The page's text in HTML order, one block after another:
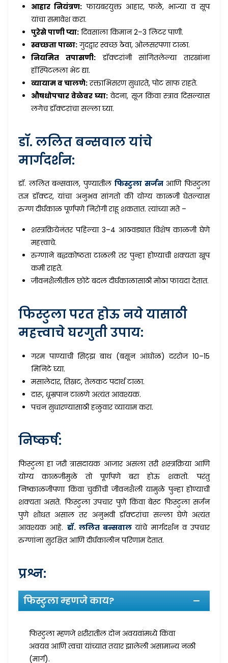
आहार नियंत्रण: फायबरयुक्त आहार, फळे, भाज्या व सूप
यांचा समावेश करा.
पुरेसे पाणी प्या: दिवसाला किमान 2–3 लिटर पाणी.
स्वच्छता पाळा:गुदद्वार स्वच्छ ठेवा, ओलसरपणा टाळा.
नियमित तपासणी:डॉक्टरांनी सांगितलेल्या तारखांना
हॉस्पिटलला भेट द्या.
व्यायाम व चालणे:रक्ताभिसरण सुधारते, पोट साफ राहते.
औषधोपचार वेळेवर घ्या: वेदना, सूज किंवा स्त्राव दिसल्यास
लगेच डॉक्टरांचा सल्ला घ्या.
डॉ. ललित बन्सवाल यांचे
मार्गदर्शन:
डॉ. ललित बन्सवाल, पुण्यातील फिस्टुला सर्जनआणि फिस्टुला
तज्ञ डॉक्टर, यांचा अनुभव सांगतो की योग्य काळजी घेतल्यास
रुग्ण दीर्घकाळ पूर्णपणे निरोगी राहू शकतात. त्यांच्या मते –
शस्त्रक्रियेनंतर पहिल्या 3–4 आठवड्यात विशेष काळजी घेणे
महत्त्वाचे.
रुग्णाने बद्धकोष्ठता टाळली तर पुन्हा होण्याची शक्यता खूप
कमी राहते.
जीवनशैलीतील छोटे बदल दीर्घकाळासाठी मोठा फायदा देतात.
फिस्टुला परत होऊ नये यासाठी
महत्त्वाचे घरगुती उपाय:
गरम पाण्याची सिट्झ बाथ (बसून आंघोळ) दररोज 10–15
मिनिटे घ्या.
मसालेदार, तिखट, तेलकट पदार्थ टाळा.
दारू, धूम्रपान टाळणे अत्यंत आवश्यक.
पचन सुधारण्यासाठी हळुवार व्यायाम करा.
निष्कर्ष:
फिस्टुला हा जरी त्रासदायक आजार असला तरी शस्त्रक्रिया आणि
योग्य काळजीमुळे तो पूर्णपणे बरा होऊ शकतो. परंतु
निष्काळजीपणा किंवा चुकीची जीवनशैली यामुळे पुन्हा होण्याची
शक्यता असते. फिस्टुला उपचार पुणे किंवा बेस्ट फिस्टुला सर्जन
पुणे शोधत असाल तर अनुभवी डॉक्टरांचा सल्ला घेणे अत्यंत
आवश्यक आहे. डॉ. ललित बन्सवाल यांचे मार्गदर्शन व उपचार
रुग्णांना सुरक्षित आणि दीर्घकालीन परिणाम देतात.
प्रश्न:
फिस्टुला म्हणजे काय?
फिस्टुला म्हणजे शरीरातील दोन अवयवांमध्ये किंवा
अवयव आणि त्वचा यांच्यात तयार झालेली असामान्य नळी
(मार्ग).